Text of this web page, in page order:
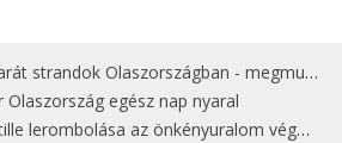
Olaszországban - megmutatjuk a 15 legjobbat
egész nap nyaral
az önkényuralom végét jelentette